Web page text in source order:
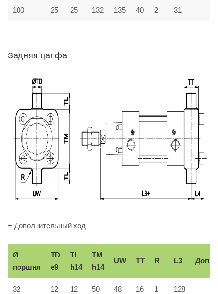
100 25 25 132 135 40 2 31
Задняя цапфа
+ Дополнительный ход
Ø
поршня
TD
e9
TL
h14
TM
h14
UW TT R L3 Доп.
32 12 12 50 48 16 1 128